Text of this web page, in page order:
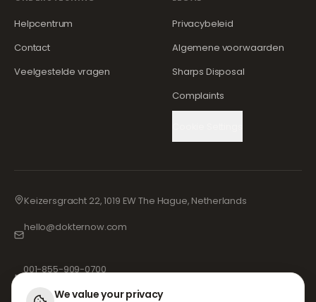
Helpcentrum
Contact
Veelgestelde vragen
Privacybeleid
Algemene voorwaarden
Sharps Disposal
Complaints
Keizersgracht 22, 1019 EW The Hague, Netherlands
hello@dokternow.com
📞
001-855-909-0700
We value your privacy